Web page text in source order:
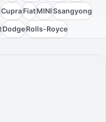
CupraFiatMINISsangyong
DodgeRolls-Royce